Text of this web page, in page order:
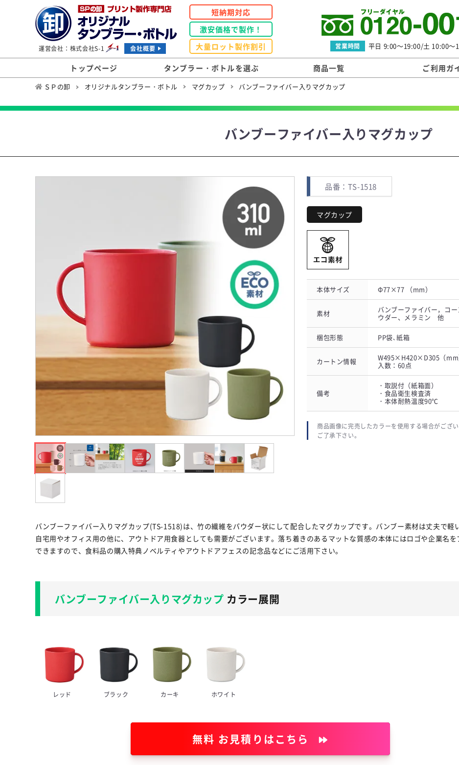
運営会社：株式会社S-1 会社概要
短納期対応
激安価格で製作！
大量ロット製作割引
営業時間 平日 9:00～19:00/土 10:00～
トップページ タンブラー・ボトルを選ぶ 商品一覧 ご利用ガ
ＳＰの卸 オリジナルタンブラー・ボトル マグカップ バンブーファイバー入りマグカップ
バンブーファイバー入りマグカップ
品番：TS-1518
マグカップ
本体サイズ Φ77×77 （mm）
素材
バンブーファイバー，コ
ウダー、メラミン 他
梱包形態 PP袋､紙箱
カートン情報
W495×H420×D305（mm
入数：60点
備考
・取説付（紙箱面）
・食品衛生検査済
・本体耐熱温度90℃
商品画像に完売したカラーを使用する場合がござい
ご了承下さい。
バンブーファイバー入りマグカップ(TS-1518)は、竹の繊維をパウダー状にして配合したマグカップです。バンブー素材は丈夫で軽い
自宅用やオフィス用の他に、アウトドア用食器としても需要がございます。落ち着きのあるマットな質感の本体にはロゴや企業名を
できますので、食料品の購入特典ノベルティやアウトドアフェスの記念品などにご活用下さい。
バンブーファイバー入りマグカップ カラー展開
レッド ブラック カーキ ホワイト
無料 お見積りはこちら